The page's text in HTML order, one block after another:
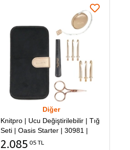
Diğer
Knitpro | Ucu Değiştirilebilir | Tığ
Seti | Oasis Starter | 30981 |
2.085 05 TL